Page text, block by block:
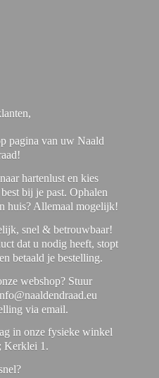
pagina van uw Naald
hartenlust en kies
bij je past. Ophalen
huis? Allemaal mogelijk!
snel & betrouwbaar!
dat u nodig heeft, stopt
betaald je bestelling.
webshop? Stuur
via email.
in onze fysieke winkel
Kerklei 1.